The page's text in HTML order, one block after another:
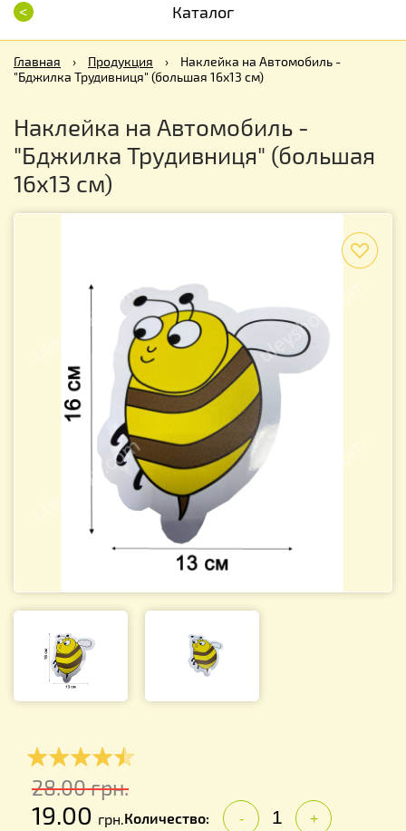
< Каталог
Главная › Продукция ›
Наклейка на Автомобиль -
"Бджилка Трудивниця" (большая 16х13 см)
Наклейка на Автомобиль -
"Бджилка Трудивниця" (большая
16х13 см)
28.00грн.
19.00 грн.Количество: - +